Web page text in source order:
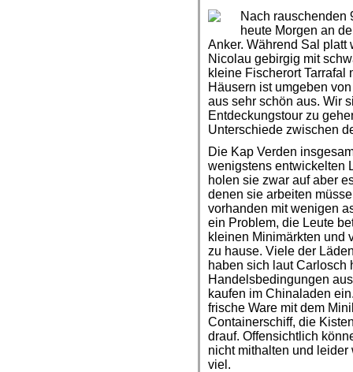
Nach rauschenden
heute Morgen an
Anker. Während Sal platt
Nicolau gebirgig mit
kleine Fischerort
Häusern ist umgeben
aus sehr schön aus. Wir
Entdeckungstour zu
Unterschiede zwischen
Die Kap Verden
wenigstens entwickelten
holen sie zwar auf aber
denen sie arbeiten
vorhanden mit wenigen
ein Problem, die Leute
kleinen Minimärkten und
zu hause. Viele der
haben sich laut Carlosch
Handelsbedingungen
kaufen im Chinaladen
frische Ware mit dem
Containerschiff, die
drauf. Offensichtlich
nicht mithalten und
viel.